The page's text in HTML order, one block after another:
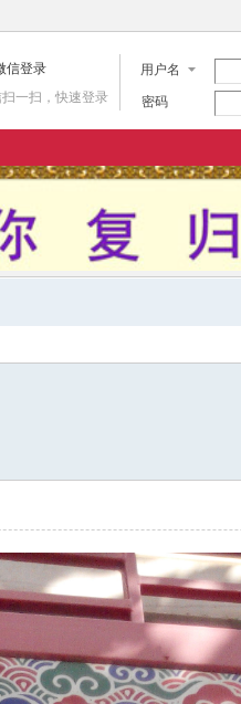
用户名
密码
一扫，快速登录